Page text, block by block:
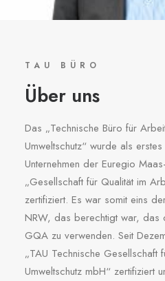
TAU BÜRO
Über uns
Das „Technische Büro für
Umweltschutz“ wurde als
Unternehmen der Euregio
„Gesellschaft für Qualität im
zertifiziert. Es war somit eins
NRW, das berechtigt war, das
GQA zu verwenden. Seit
„TAU Technische Gesellschaft
Umweltschutz mbH“ zertifiziert